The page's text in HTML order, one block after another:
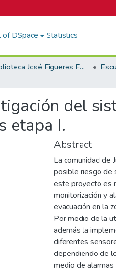
of DSpace Statistics
Biblioteca José Figueres Ferrer
del
etapa I.
Abstract
La comunidad de
posible riesgo de
este proyecto es
monitorización y
evacuación en la
Por medio de la
además la
diferentes
dependiendo de
medio de alarmas